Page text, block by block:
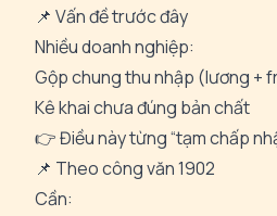
📌 Vấn đề trước đây
Nhiều doanh nghiệp:
Gộp chung thu nhập (lương +
Kê khai chưa đúng bản chất
👉 Điều này từng “tạm chấp
📌 Theo công văn 1902
Cần: